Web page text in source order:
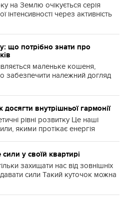
на Землю очікується серія
інтенсивності через активність
що потрібно знати про
маленьке кошеня,
забезпечити належний догляд
досягти внутрішньої гармонії
рівні розвитку Це наші
якими протікає енергія
у своїй квартирі
захищати нас від зовнішніх
сили Такий куточок можна